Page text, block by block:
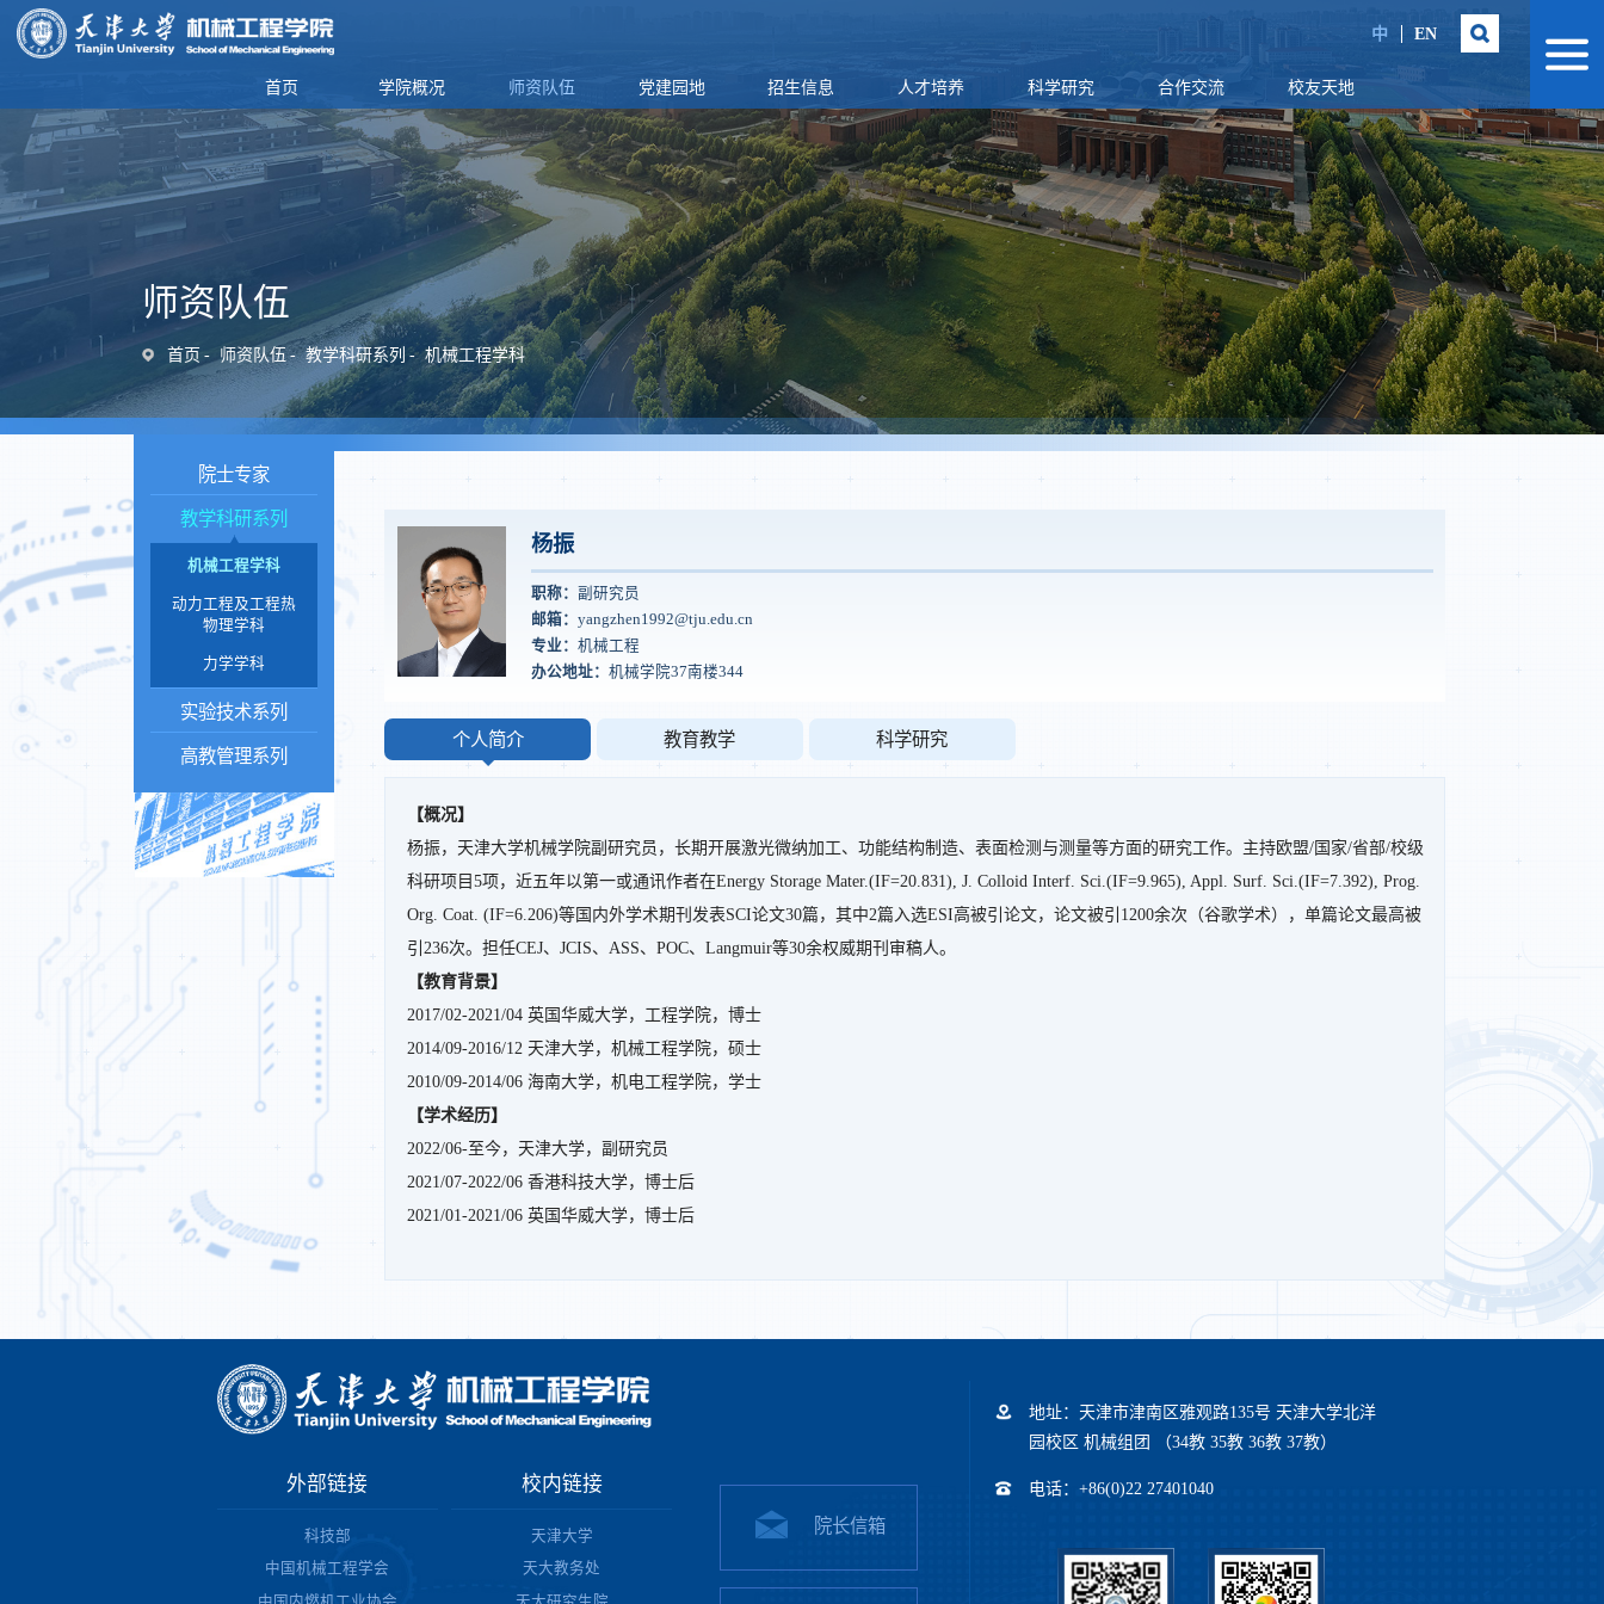
中 EN
首页 学院概况 师资队伍 党建园地 招生信息 人才培养 科学研究 合作交流 校友天地
师资队伍
首页 师资队伍 教学科研系列 机械工程学科
杨振
职称： 副研究员
邮箱： yangzhen1992@tju.edu.cn
专业： 机械工程
办公地址： 机械学院37南楼344
个人简介 教育教学 科学研究
【概况】
杨振，天津大学机械学院副研究员，长期开展激光微纳加工、功能结构制造、表面检测与测量等方面的研究工作。主持欧盟/国家/省部/校级
科研项目5项，近五年以第一或通讯作者在Energy Storage Mater.(IF=20.831), J. Colloid Interf. Sci.(IF=9.965), Appl. Surf. Sci.(IF=7.392), Prog.
Org. Coat. (IF=6.206)等国内外学术期刊发表SCI论文30篇，其中2篇入选ESI高被引论文，论文被引1200余次（谷歌学术），单篇论文最高被
引236次。担任CEJ、JCIS、ASS、POC、Langmuir等30余权威期刊审稿人。
【教育背景】
2017/02-2021/04 英国华威大学，工程学院，博士
2014/09-2016/12 天津大学，机械工程学院，硕士
2010/09-2014/06 海南大学，机电工程学院，学士
【学术经历】
2022/06-至今，天津大学，副研究员
2021/07-2022/06 香港科技大学，博士后
2021/01-2021/06 英国华威大学，博士后
院士专家
教学科研系列
机械工程学科
动力工程及工程热
物理学科
力学学科
实验技术系列
高教管理系列
外部链接
科技部
中国机械工程学会
校内链接
天津大学
天大教务处
院长信箱
地址：天津市津南区雅观路135号 天津大学北洋
园校区 机械组团 （34教 35教 36教 37教）
电话：+86(0)22 27401040